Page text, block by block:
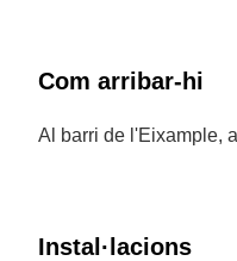
Com arribar-hi
Al barri de l'Eixample,
Instal·lacions